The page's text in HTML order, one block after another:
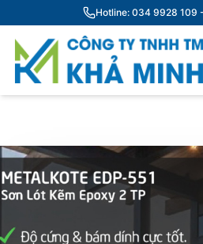
Hotline: 034 9928 109